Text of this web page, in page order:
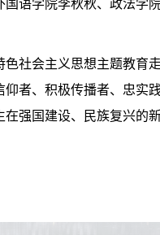
语学院李秋秋、政法学
社会主义思想主题教育
者、积极传播者、忠实
强国建设、民族复兴的